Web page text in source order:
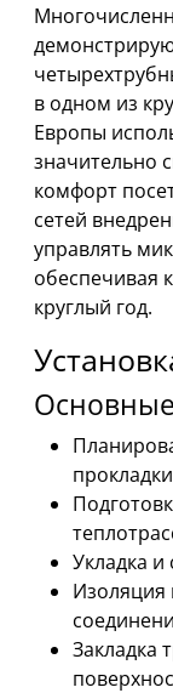
в одном из
Европы
значительно
комфорт
сетей
управлять
обеспечивая
круглый год.
Укладка
Изоляция
Закладка